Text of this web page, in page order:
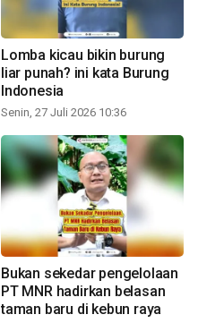
Lomba kicau bikin burung
liar punah? ini kata Burung
Indonesia
Senin, 27 Juli 2026 10:36
Bukan sekedar pengelolaan
PT MNR hadirkan belasan
taman baru di kebun raya